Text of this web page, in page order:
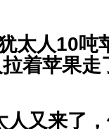
太人10吨
着苹果走
又来了